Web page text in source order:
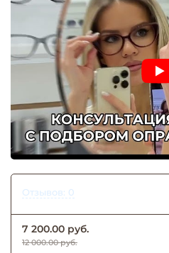
Отзывов: 0
7 200.00 руб.
12 000.00 руб.